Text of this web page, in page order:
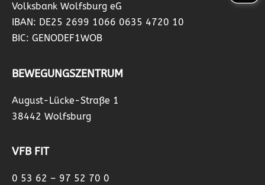
Volksbank Wolfsburg eG
IBAN: DE25 2699 1066 0635 4720 10
BIC: GENODEF1WOB
BEWEGUNGSZENTRUM
August-Lücke-Straße 1
38442 Wolfsburg
VFB FIT
0 53 62 – 97 52 70 0